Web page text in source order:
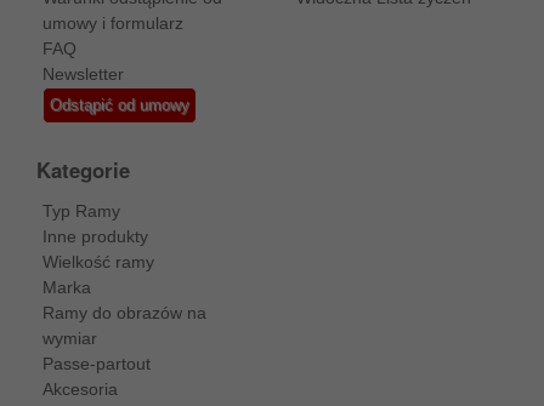
umowy i formularz
FAQ
Newsletter
Odstąpić od umowy
Kategorie
Typ Ramy
Inne produkty
Wielkość ramy
Marka
Ramy do obrazów na
wymiar
Passe-partout
Akcesoria